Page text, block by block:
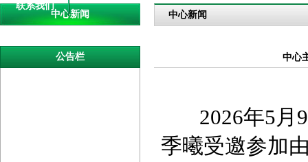
联系我们
中心新闻
公告栏
中心新闻
中心
2026年5月9
季曦受邀参加